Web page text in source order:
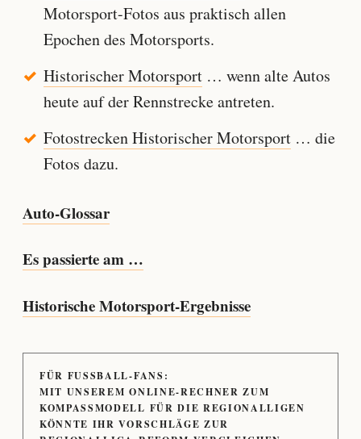
Motorsport-Fotos aus praktisch allen
Epochen des Motorsports.
Historischer Motorsport… wenn alte Autos
heute auf der Rennstrecke antreten.
Fotostrecken Historischer Motorsport… die
Fotos dazu.
Auto-Glossar
Es passierte am …
Historische Motorsport-Ergebnisse
FÜR FUSSBALL-FANS:
MIT UNSEREM ONLINE-RECHNER ZUM
KOMPASSMODELL FÜR DIE REGIONALLIGEN
KÖNNTE IHR VORSCHLÄGE ZUR